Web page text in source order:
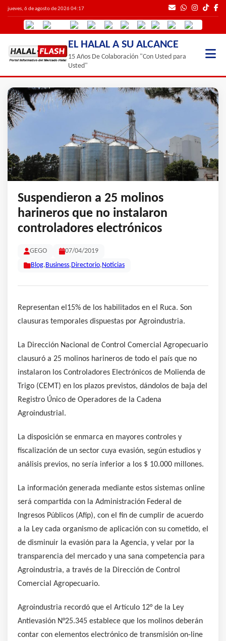
jueves, 6 de agosto de 2026 04:17
EL HALAL A SU ALCANCE
15 Años De Colaboración "Con Usted para
Usted"
Suspendieron a 25 molinos
harineros que no instalaron
controladores electrónicos
GEGO 07/04/2019
Blog, Business, Directorio, Noticias
Representan el15% de los habilitados en el Ruca. Son
clausuras temporales dispuestas por Agroindustria.
La Dirección Nacional de Control Comercial Agropecuario
clausuró a 25 molinos harineros de todo el país que no
instalaron los Controladores Electrónicos de Molienda de
Trigo (CEMT) en los plazos previstos, dándolos de baja del
Registro Único de Operadores de la Cadena
Agroindustrial.
La disposición se enmarca en mayores controles y
fiscalización de un sector cuya evasión, según estudios y
análisis previos, no sería inferior a los $ 10.000 millones.
La información generada mediante estos sistemas online
será compartida con la Administración Federal de
Ingresos Públicos (Afip), con el fin de cumplir de acuerdo
a la Ley cada organismo de aplicación con su cometido, el
de disminuir la evasión para la Agencia, y velar por la
transparencia del mercado y una sana competencia para
Agroindustria, a través de la Dirección de Control
Comercial Agropecuario.
Agroindustria recordó que el Artículo 12° de la Ley
Antievasión N°25.345 establece que los molinos deberán
contar con elementos electrónico de transmisión on-line